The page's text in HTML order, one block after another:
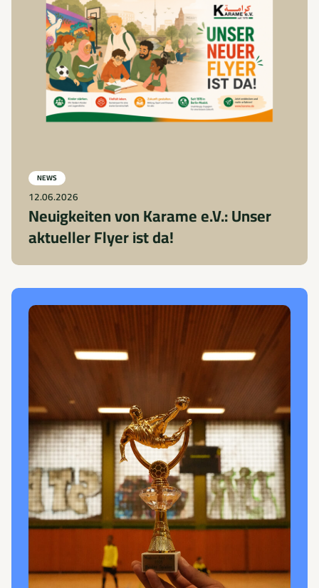
NEWS
12.06.2026
Neuigkeiten von Karame e.V.: Unser
aktueller Flyer ist da!